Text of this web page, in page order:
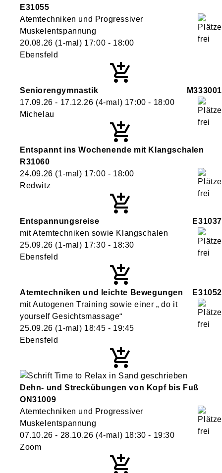
E31055
Atemtechniken und Progressiver
Muskelentspannung
20.08.26 (1-mal) 17:00 - 18:00
Ebensfeld
Seniorengymnastik
M333001
17.09.26 - 17.12.26 (4-mal) 17:00 - 18:00
Michelau
Entspannt ins Wochenende mit Klangschalen
R31060
24.09.26 (1-mal) 17:00 - 18:00
Redwitz
Entspannungsreise
E31037
mit Atemtechniken sowie Klangschalen
25.09.26 (1-mal) 17:30 - 18:30
Ebensfeld
Atemtechniken und leichte Bewegungen
E31052
mit Autogenen Training sowie einer „ do it
yourself Gesichtsmassage“
25.09.26 (1-mal) 18:45 - 19:45
Ebensfeld
Dehn- und Streckübungen von Kopf bis Fuß
ON31009
Atemtechniken und Progressiver
Muskelentspannung
07.10.26 - 28.10.26 (4-mal) 18:30 - 19:30
Zoom